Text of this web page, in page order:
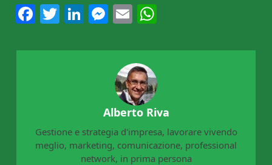
Facebook
Twitter
LinkedIn
Messenger
Email
Alberto Riva
Gestione e strategia d'impresa, lavorare vivendo
meglio, marketing, comunicazione, professional
network, in prima persona